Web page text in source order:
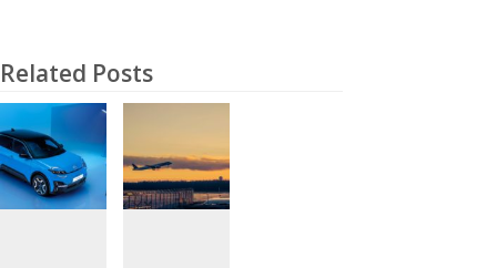
Related Posts